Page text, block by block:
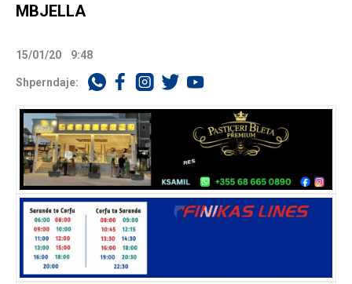
MBJELLA
15/01/20 9:48
Shperndaje: